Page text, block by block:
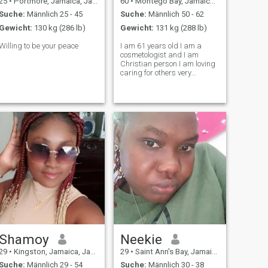
Suche: Männlich 25 - 45
Gewicht: 130 kg (286 lb)
to be your peace
Suche: Männlich 50 - 62
Gewicht: 131 kg (288 lb)
I am 61 years old I am a
cosmetologist and I am
Christian person I am loving
caring for others very
Sunday worshiper
Shamoy
• Kingston, Jamaica, Jamaika
Suche: Männlich 29 - 54
Neekie
29 • Saint Ann's Bay, Jamaica, Jamaika
Suche: Männlich 30 - 38